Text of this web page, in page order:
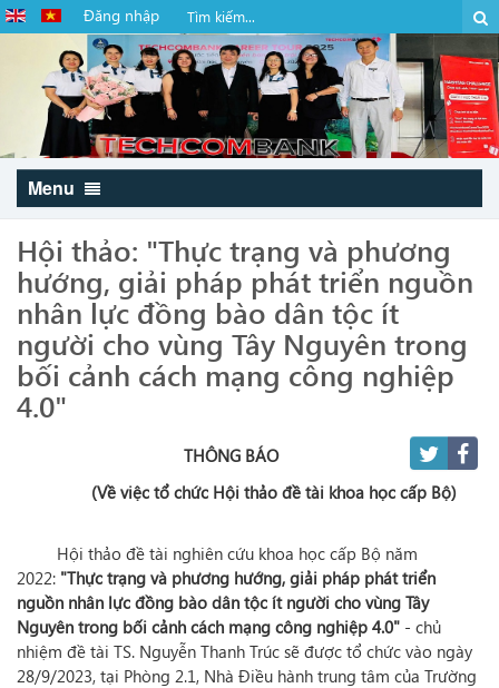
Đăng nhập
Menu
Hội thảo: "Thực trạng và phương
hướng, giải pháp phát triển nguồn
nhân lực đồng bào dân tộc ít
người cho vùng Tây Nguyên trong
bối cảnh cách mạng công nghiệp
4.0"
THÔNG BÁO
(Về việc tổ chức Hội thảo đề tài khoa học cấp Bộ)
Hội thảo đề tài nghiên cứu khoa học cấp Bộ năm
2022: "Thực trạng và phương hướng, giải pháp phát triển
nguồn nhân lực đồng bào dân tộc ít người cho vùng Tây
Nguyên trong bối cảnh cách mạng công nghiệp 4.0" - chủ
nhiệm đề tài TS. Nguyễn Thanh Trúc sẽ được tổ chức vào ngày
28/9/2023, tại Phòng 2.1, Nhà Điều hành trung tâm của Trường